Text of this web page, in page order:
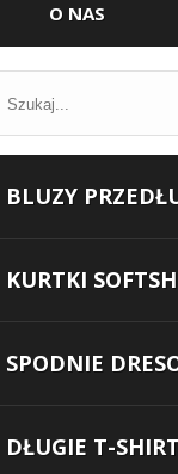
O NAS
Kategorie
BLUZY
KURTKI
SPODNIE
DŁUGIE T-